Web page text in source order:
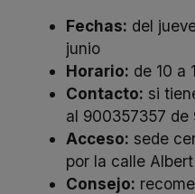
Fechas: del
junio
Horario: de 10 a
Contacto: si
al 900357357 de
Acceso: sede
por la calle
Consejo: